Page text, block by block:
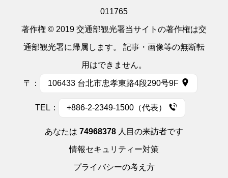
011765
著作権 © 2019 交通部観光署当サイトの著作権は交
通部観光署に帰属します。 記事・画像等の無断転
用はできません。
〒： 106433 台北市忠孝東路4段290号9F
TEL： +886-2-2349-1500（代表）
あなたは 74968378 人目の来訪者です
情報セキュリティー対策
プライバシーの考え方